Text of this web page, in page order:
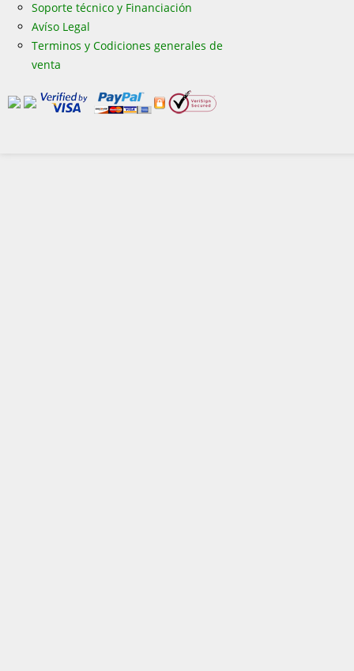
Soporte técnico y Financiación
Avíso Legal
Terminos y Codiciones generales de
venta